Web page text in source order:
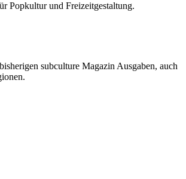
Popkultur und Freizeitgestaltung.
subculture Magazin Ausgaben, auch